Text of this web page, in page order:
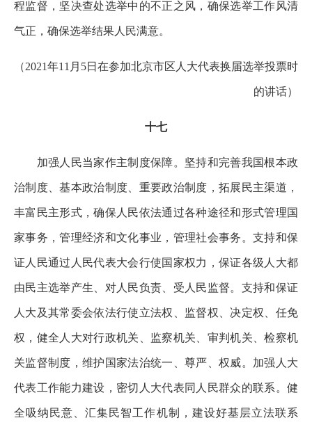
程监督，坚决查处选举中的不正之风，确保选举工作风清
气正，确保选举结果人民满意。
（2021年11月5日在参加北京市区人大代表换届选举投票时
的讲话）
十七
加强人民当家作主制度保障。坚持和完善我国根本政
治制度、基本政治制度、重要政治制度，拓展民主渠道，
丰富民主形式，确保人民依法通过各种途径和形式管理国
家事务，管理经济和文化事业，管理社会事务。支持和保
证人民通过人民代表大会行使国家权力，保证各级人大都
由民主选举产生、对人民负责、受人民监督。支持和保证
人大及其常委会依法行使立法权、监督权、决定权、任免
权，健全人大对行政机关、监察机关、审判机关、检察机
关监督制度，维护国家法治统一、尊严、权威。加强人大
代表工作能力建设，密切人大代表同人民群众的联系。健
全吸纳民意、汇集民智工作机制，建设好基层立法联系